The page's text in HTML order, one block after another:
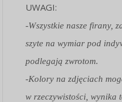
UWAGI:
-Wszystkie nasze firany,
szyte na wymiar pod
podlegają zwrotom.
-Kolory na zdjęciach
w rzeczywistości, wynika